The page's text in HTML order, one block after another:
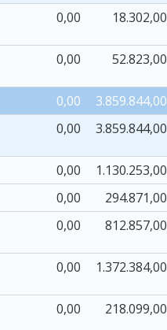
0,00 18.302,00
0,00 52.823,00
0,00 3.859.844,00
0,00 3.859.844,00
0,00 1.130.253,00
0,00 294.871,00
0,00 812.857,00
0,00 1.372.384,00
0,00 218.099,00